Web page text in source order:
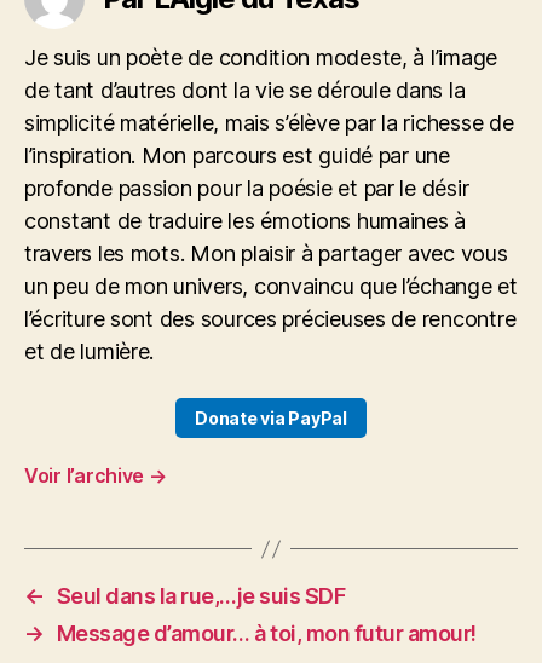
Je suis un poète de condition modeste, à l’image
de tant d’autres dont la vie se déroule dans la
simplicité matérielle, mais s’élève par la richesse de
l’inspiration. Mon parcours est guidé par une
profonde passion pour la poésie et par le désir
constant de traduire les émotions humaines à
travers les mots. Mon plaisir à partager avec vous
un peu de mon univers, convaincu que l’échange et
l’écriture sont des sources précieuses de rencontre
et de lumière.
Donate via PayPal
Voir l’archive →
← Seul dans la rue,…je suis SDF
→
Message d’amour… à toi, mon futur amour!